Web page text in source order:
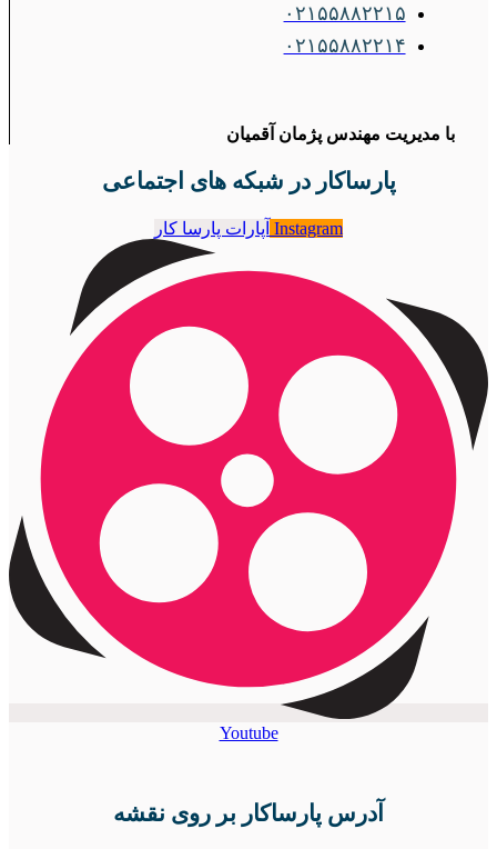
۰۲۱۵۵۸۸۲۲۱۵
۰۲۱۵۵۸۸۲۲۱۴
با مدیریت مهندس پژمان آقمیان
پارساکار در شبکه های اجتماعی
Instagram آپارات پارسا کار
Youtube
آدرس پارساکار بر روی نقشه